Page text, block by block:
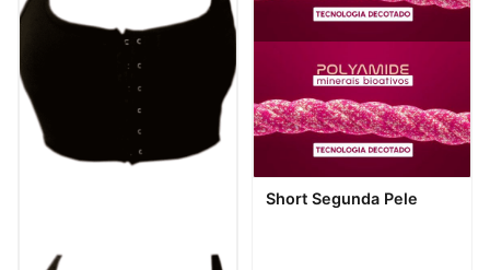
Visualização rápida
Short Segunda Pele